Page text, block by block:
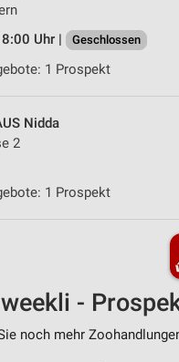
Uhr |
Geschlossen
1 Prospekt
Nidda
2
1 Prospekt
weekli -
noch mehr